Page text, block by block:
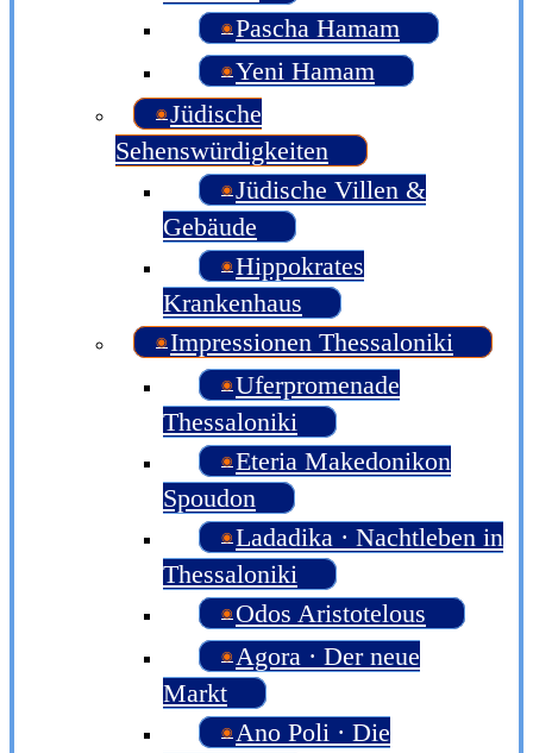
Pascha Hamam
Yeni Hamam
Jüdische
Sehenswürdigkeiten
Jüdische Villen &
Gebäude
Hippokrates
Krankenhaus
Impressionen Thessaloniki
Uferpromenade
Thessaloniki
Eteria Makedonikon
Spoudon
Ladadika · Nachtleben in
Thessaloniki
Odos Aristotelous
Agora · Der neue
Markt
Ano Poli · Die